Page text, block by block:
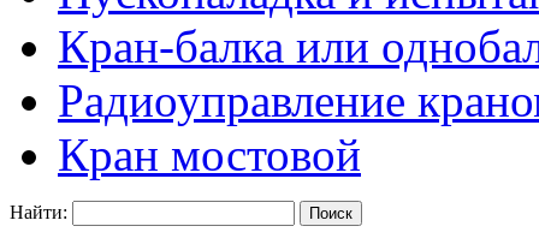
Кран-балка или
Радиоуправление
Кран мостовой
Найти: